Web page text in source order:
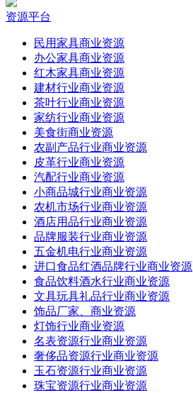
资源平台
民用家具商业资源
办公家具商业资源
红木家具商业资源
建材行业商业资源
茶叶行业商业资源
家纺行业商业资源
美食街商业资源
农副产品行业商业资源
皮革行业商业资源
汽配行业商业资源
小商品城行业商业资源
农机市场行业商业资源
酒店用品行业商业资源
品牌服装行业商业资源
五金机电行业商业资源
进口食品红酒品牌行业商业资源
食品饮料酒水行业商业资源
文具玩具礼品行业商业资源
饰品厂家、商业资源
灯饰行业商业资源
名表资源行业商业资源
奢侈品资源行业商业资源
玉石资源行业商业资源
珠宝资源行业商业资源